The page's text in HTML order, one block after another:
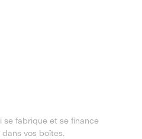
se fabrique et se finance
vos boîtes.